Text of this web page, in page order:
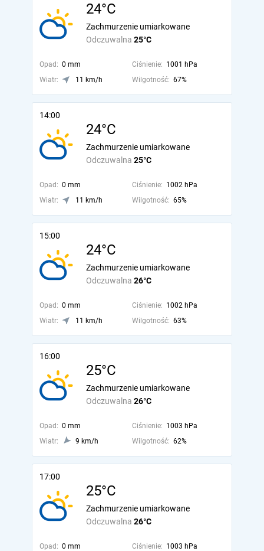
24°C
Odczuwalna 25°C
Zachmurzenie umiarkowane
Opad: 0 mm Ciśnienie: 1001 hPa
Wiatr:
11 km/h Wilgotność: 67%
14:00
24°C
Odczuwalna 25°C
Zachmurzenie umiarkowane
Opad: 0 mm Ciśnienie: 1002 hPa
Wiatr:
11 km/h Wilgotność: 65%
15:00
24°C
Odczuwalna 26°C
Zachmurzenie umiarkowane
Opad: 0 mm Ciśnienie: 1002 hPa
Wiatr:
11 km/h Wilgotność: 63%
16:00
25°C
Odczuwalna 26°C
Zachmurzenie umiarkowane
Opad: 0 mm Ciśnienie: 1003 hPa
Wiatr:
9 km/h Wilgotność: 62%
17:00
25°C
Odczuwalna 26°C
Zachmurzenie umiarkowane
Opad: 0 mm Ciśnienie: 1003 hPa